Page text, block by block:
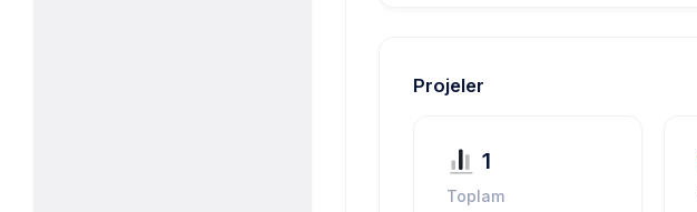
Projeler
1
Toplam